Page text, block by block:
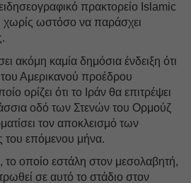
πρακτορείο Islamic
ωστόσο να παράσχει
ακόμη καμία δημόσια ένδειξη ότι
Αμερικανού προέδρου
ορίζει ότι το Ιράν θα επιτρέψει
οδό των Στενών του Ορμούζ
τον αποκλεισμό των
του επόμενου μήνα.
το οποίο εστάλη στον μεσολαβητή,
σε αυτό το στάδιο στον